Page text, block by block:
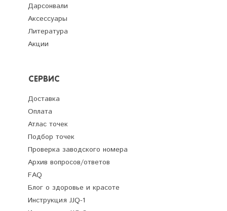
Дарсонвали
Аксессуары
Литература
Акции
СЕРВИС
Доставка
Оплата
Атлас точек
Подбор точек
Проверка заводского номера
Архив вопросов/ответов
FAQ
Блог о здоровье и красоте
Инструкция JJQ-1